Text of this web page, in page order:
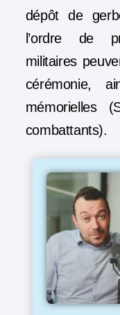
dépôt de
l’ordre de
militaires
cérémonie,
mémorielles
combattants).